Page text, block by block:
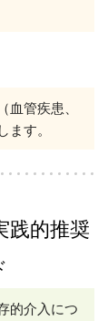
管疾患、
す。
践的推奨
的介入につ